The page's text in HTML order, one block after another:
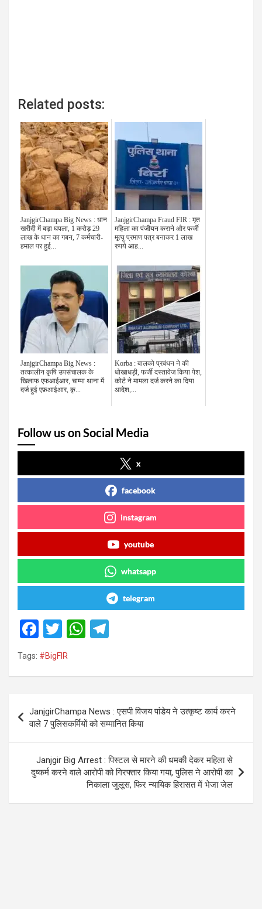
Related posts:
JanjgirChampa Big News : धान
खरीदी में बड़ा घपला, 1 करोड़ 29
लाख के धान का गबन, 7 कर्मचारी-
हमाल पर हुई...
JanjgirChampa Fraud FIR : मृत
महिला का पंजीयन कराने और फर्जी
मृत्यु प्रमाण पत्र बनाकर 1 लाख
रुपये आह...
JanjgirChampa Big News :
तत्कालीन कृषि उपसंचालक के
खिलाफ एफआईआर, चाम्पा थाना में
दर्ज हुई एफ़आईआर, कृ...
Korba : बालको प्रबंधन ने की
धोखाधड़ी, फर्जी दस्तावेज किया पेश,
कोर्ट ने मामला दर्ज करने का दिया
आदेश,...
Follow us on Social Media
x
facebook
instagram
youtube
whatsapp
telegram
F
a
ce
o
o
k
T
wi
tt
W
A
p
p
a
m
Tags: #BigFIR
navigation
JanjgirChampa News : एसपी विजय पांडेय ने उत्कृष्ट कार्य करने
वाले 7 पुलिसकर्मियों को सम्मानित किया
Janjgir Big Arrest : पिस्टल से मारने की धमकी देकर महिला से
दुष्कर्म करने वाले आरोपी को गिरफ्तार किया गया, पुलिस ने आरोपी का
निकाला जुलूस, फिर न्यायिक हिरासत में भेजा जेल